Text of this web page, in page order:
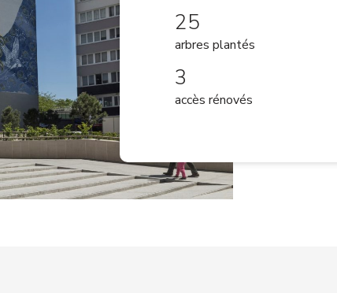
25
arbres plantés
3
accès rénovés